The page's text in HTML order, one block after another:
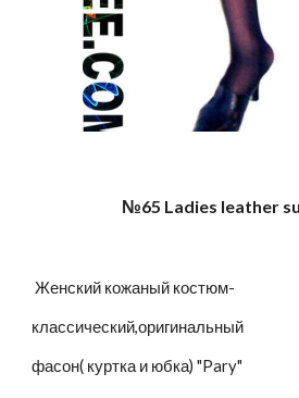
№65 Ladies leather
Женский кожаный костюм-
классический,оригинальный
фасон( куртка и юбка) "Pary"